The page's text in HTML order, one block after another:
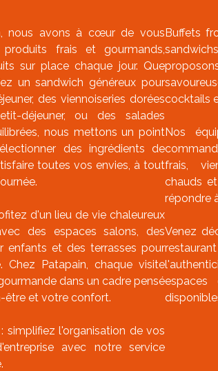
nous avons à cœur de vous
frais et gourmands,
sur place chaque jour. Que
un sandwich généreux pour
des viennoiseries dorées
déjeuner, ou des salades
nous mettons un point
des ingrédients de
toutes vos envies, à tout
d'un lieu de vie chaleureux
des espaces salons, des
enfants et des terrasses pour
Chez Patapain, chaque visite
dans un cadre pensé
être et votre confort.
simplifiez l'organisation de vos
avec notre service
Buffets
cocktails
Nos
frais,
chauds
répondre
Venez